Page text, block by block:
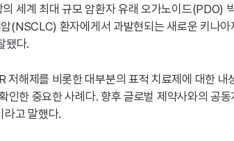
세계 최대 규모 암환자 유래 오가노이드(PDO)
(NSCLC) 환자에게서 과발현되는 새로운 키나
됐다.
해제를 비롯한 대부분의 표적 치료제에 대한 내
한 중요한 사례다. 향후 글로벌 제약사와의 공
라고 말했다.